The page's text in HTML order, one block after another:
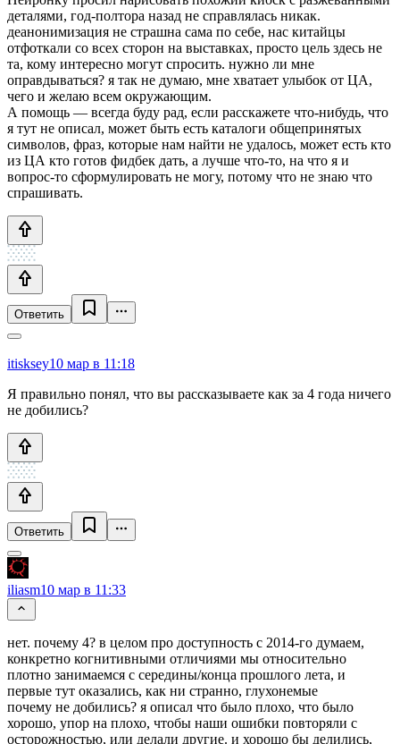
деталями, год-полтора назад не справлялась никак.
деанонимизация не страшна сама по себе, нас китайцы
отфоткали со всех сторон на выставках, просто цель здесь не
та, кому интересно могут спросить. нужно ли мне
оправдываться? я так не думаю, мне хватает улыбок от ЦА,
чего и желаю всем окружающим.
А помощь — всегда буду рад, если расскажете что-нибудь, что
я тут не описал, может быть есть каталоги общепринятых
символов, фраз, которые нам найти не удалось, может есть кто
из ЦА кто готов фидбек дать, а лучше что-то, на что я и
вопрос-то сформулировать не могу, потому что не знаю что
спрашивать.
Ответить
itisksey10 мар в 11:18
Я правильно понял, что вы рассказываете как за 4 года ничего
не добились?
Ответить
iliasm10 мар в 11:33
нет. почему 4? в целом про доступность с 2014-го думаем,
конкретно когнитивными отличиями мы относительно
плотно занимаемся с середины/конца прошлого лета, и
первые тут оказались, как ни странно, глухонемые
почему не добились? я описал что было плохо, что было
хорошо, упор на плохо, чтобы наши ошибки повторяли с
осторожностью, или делали другие. и хорошо бы делились,